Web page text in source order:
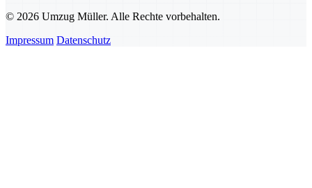
© 2026 Umzug Müller. Alle Rechte vorbehalten.
Impressum Datenschutz